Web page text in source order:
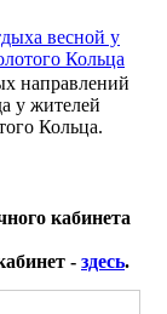
весной у
Кольца
направлений
у жителей
Кольца.
кабинета
- здесь.